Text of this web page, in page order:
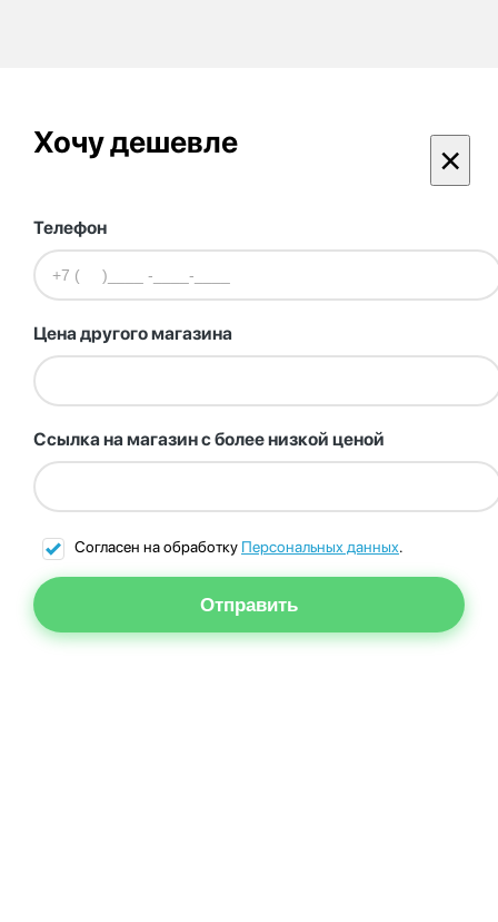
Хочу дешевле ×
Телефон
Цена другого магазина
Ссылка на магазин с более низкой ценой
Согласен на обработку Персональных данных.
Отправить